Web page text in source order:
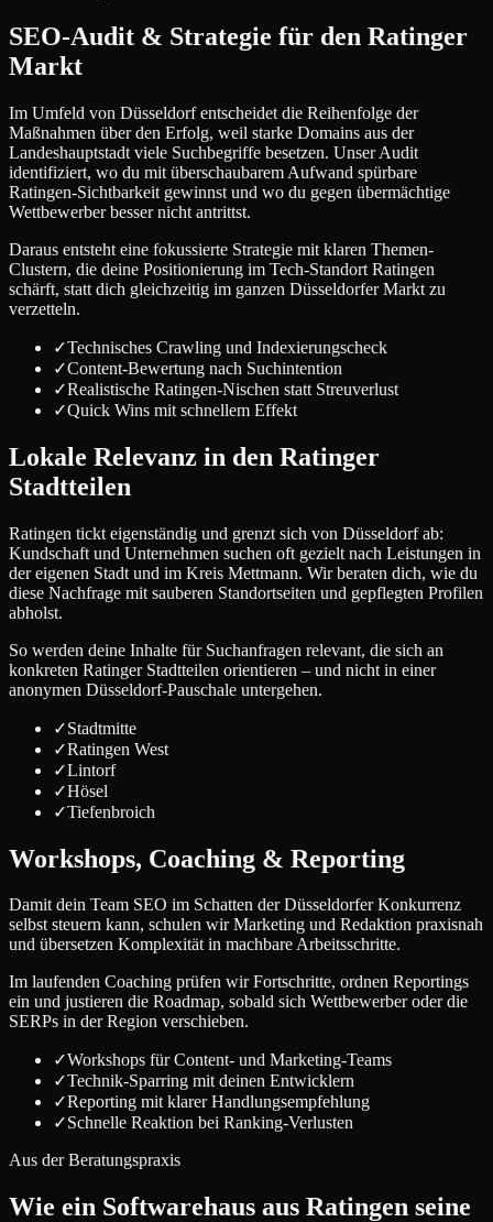
SEO-Audit & Strategie für den Ratinger
Markt
Im Umfeld von Düsseldorf entscheidet die Reihenfolge der
Maßnahmen über den Erfolg, weil starke Domains aus der
Landeshauptstadt viele Suchbegriffe besetzen. Unser Audit
identifiziert, wo du mit überschaubarem Aufwand spürbare
Ratingen-Sichtbarkeit gewinnst und wo du gegen übermächtige
Wettbewerber besser nicht antrittst.
Daraus entsteht eine fokussierte Strategie mit klaren Themen-
Clustern, die deine Positionierung im Tech-Standort Ratingen
schärft, statt dich gleichzeitig im ganzen Düsseldorfer Markt zu
verzetteln.
✓Technisches Crawling und Indexierungscheck
✓Content-Bewertung nach Suchintention
✓Realistische Ratingen-Nischen statt Streuverlust
✓Quick Wins mit schnellem Effekt
Lokale Relevanz in den Ratinger
Stadtteilen
Ratingen tickt eigenständig und grenzt sich von Düsseldorf ab:
Kundschaft und Unternehmen suchen oft gezielt nach Leistungen in
der eigenen Stadt und im Kreis Mettmann. Wir beraten dich, wie du
diese Nachfrage mit sauberen Standortseiten und gepflegten Profilen
abholst.
So werden deine Inhalte für Suchanfragen relevant, die sich an
konkreten Ratinger Stadtteilen orientieren – und nicht in einer
anonymen Düsseldorf-Pauschale untergehen.
✓Stadtmitte
✓Ratingen West
✓Lintorf
✓Hösel
✓Tiefenbroich
Workshops, Coaching & Reporting
Damit dein Team SEO im Schatten der Düsseldorfer Konkurrenz
selbst steuern kann, schulen wir Marketing und Redaktion praxisnah
und übersetzen Komplexität in machbare Arbeitsschritte.
Im laufenden Coaching prüfen wir Fortschritte, ordnen Reportings
ein und justieren die Roadmap, sobald sich Wettbewerber oder die
SERPs in der Region verschieben.
✓Workshops für Content- und Marketing-Teams
✓Technik-Sparring mit deinen Entwicklern
✓Reporting mit klarer Handlungsempfehlung
✓Schnelle Reaktion bei Ranking-Verlusten
Aus der Beratungspraxis
Wie ein Softwarehaus aus Ratingen seine